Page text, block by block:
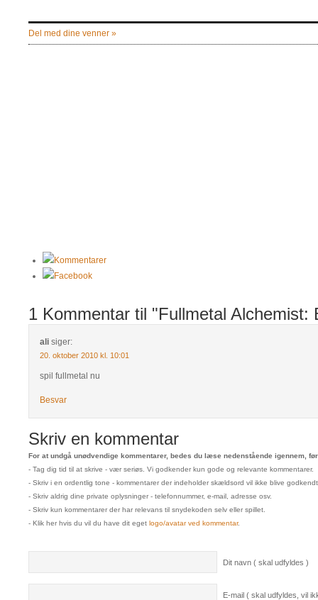
Del med dine venner »
Kommentarer
Facebook
1 Kommentar til "Fullmetal Alchemist:
ali siger:
20. oktober 2010 kl. 10:01
spil fullmetal nu
Besvar
Skriv en kommentar
For at undgå unødvendige kommentarer, bedes du læse nedenstående igennem,
- Tag dig tid til at skrive - vær seriøs. Vi godkender kun gode og relevante kommentarer.
- Skriv i en ordentlig tone - kommentarer der indeholder skældsord vil ikke blive
- Skriv aldrig dine private oplysninger - telefonnummer, e-mail, adresse osv.
- Skriv kun kommentarer der har relevans til snydekoden selv eller spillet.
- Klik her hvis du vil du have dit eget logo/avatar ved kommentar.
Dit navn ( skal udfyldes )
E-mail ( skal udfyldes, vil